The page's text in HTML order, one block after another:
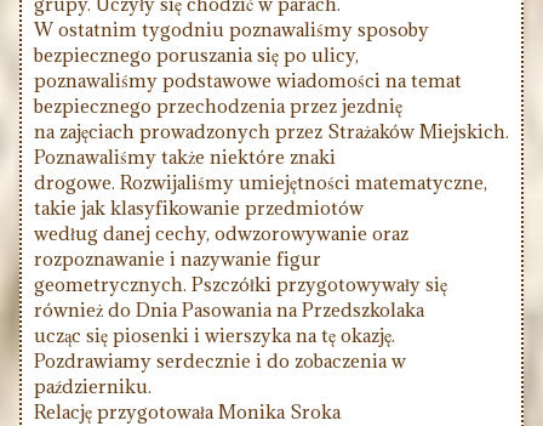
W ostatnim tygodniu poznawaliśmy sposoby
bezpiecznego poruszania się po ulicy,
poznawaliśmy podstawowe wiadomości na temat
bezpiecznego przechodzenia przez jezdnię
na zajęciach prowadzonych przez Strażaków Miejskich.
Poznawaliśmy także niektóre znaki
drogowe. Rozwijaliśmy umiejętności matematyczne,
takie jak klasyfikowanie przedmiotów
według danej cechy, odwzorowywanie oraz
rozpoznawanie i nazywanie figur
geometrycznych. Pszczółki przygotowywały się
również do Dnia Pasowania na Przedszkolaka
ucząc się piosenki i wierszyka na tę okazję.
Pozdrawiamy serdecznie i do zobaczenia w
październiku.
Relację przygotowała Monika Sroka